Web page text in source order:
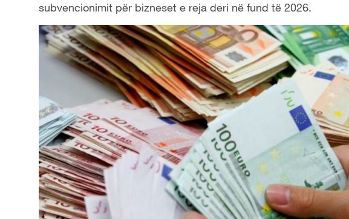
subvencionimit për bizneset e reja deri në fund të 2026.